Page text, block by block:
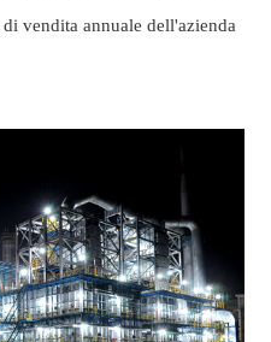
vendita annuale dell'azienda